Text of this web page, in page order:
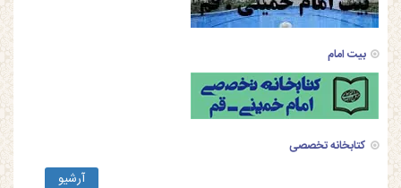
آرشیو
بیت امام
کتابخانه تخصصی